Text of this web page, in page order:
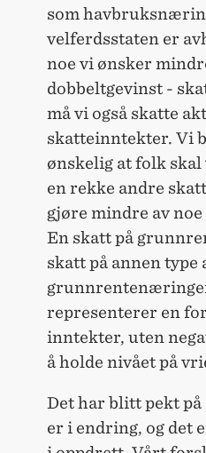
som
velferdsstaten er
noe vi ønsker
dobbeltgevinst -
må vi også skatte
skatteinntekter. Vi
ønskelig at folk
en rekke andre
gjøre mindre av
En skatt på
skatt på annen
representerer en
inntekter, uten
å holde nivået på
Det har blitt pekt
er i endring, og det